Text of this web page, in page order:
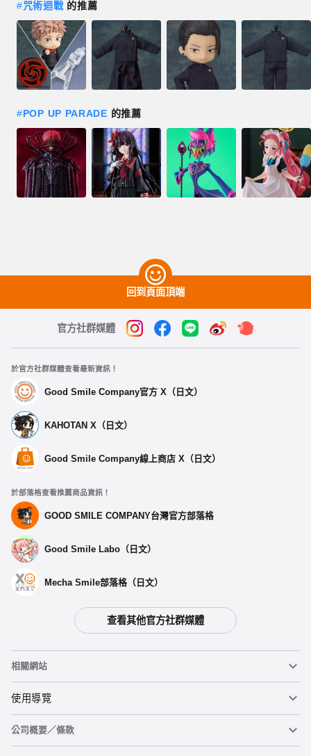
#咒術迴戰 的推薦
#POP UP PARADE 的推薦
回到頁面頂端
官方社群媒體
於官方社群媒體查看最新資訊！
Good Smile Company官方 X（日文）
KAHOTAN X（日文）
Good Smile Company線上商店 X（日文）
於部落格查看推薦商品資訊！
GOOD SMILE COMPANY台灣官方部落格
Good Smile Labo（日文）
Mecha Smile部落格（日文）
查看其他官方社群媒體
相關網站
黏土人
黏土人臉部製造機（英文）
使用導覽
重要公告
公司概要／條款